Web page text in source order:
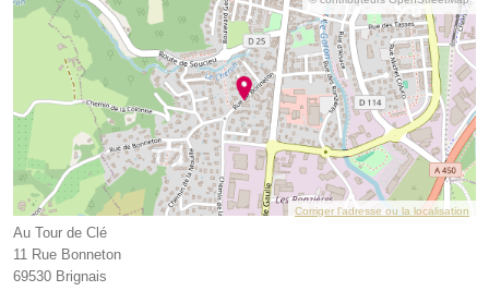
Corriger l’adresse ou la localisation
Au Tour de Clé
11 Rue Bonneton
69530 Brignais